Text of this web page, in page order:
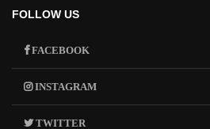
FOLLOW US
FACEBOOK
INSTAGRAM
TWITTER